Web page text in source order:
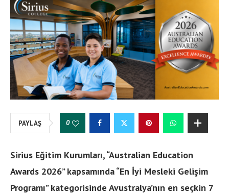
PAYLAŞ 0
Sirius Eğitim Kurumları, “Australian Education
Awards 2026” kapsamında “En İyi Mesleki Gelişim
Programı” kategorisinde Avustralya’nın en seçkin 7